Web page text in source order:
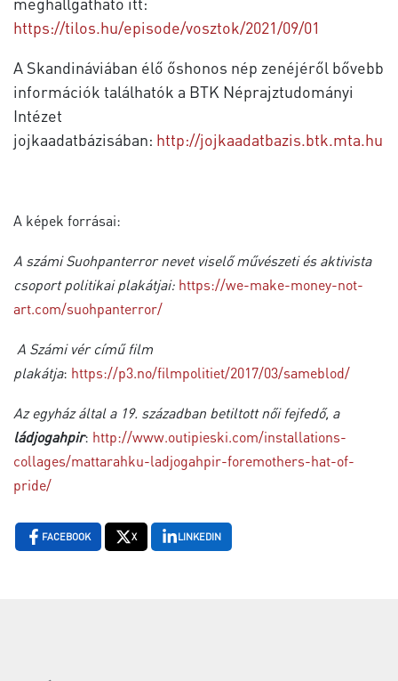
https://tilos.hu/episode/vosztok/2021/09/01
A Skandináviában élő őshonos nép zenéjéről bővebb
információk találhatók a BTK Néprajztudományi
Intézet
jojkaadatbázisában: http://jojkaadatbazis.btk.mta.hu
A képek forrásai:
A számi Suohpanterror nevet viselő művészeti és aktivista
csoport politikai plakátjai: https://we-make-money-not-
art.com/suohpanterror/
A Számi vér című film
plakátja: https://p3.no/filmpolitiet/2017/03/sameblod/
Az egyház által a 19. században betiltott női fejfedő, a
ládjogahpir: http://www.outipieski.com/installations-
collages/mattarahku-ladjogahpir-foremothers-hat-of-
pride/
FACEBOOK X LINKEDIN